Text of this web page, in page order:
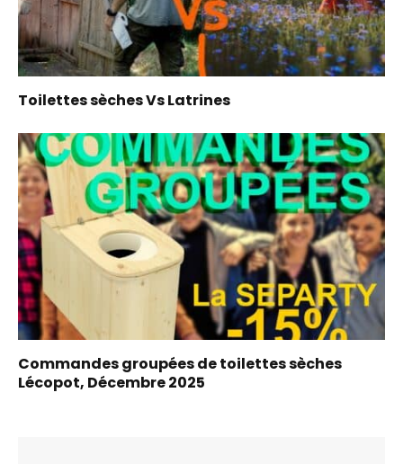
Toilettes sèches Vs Latrines
Commandes groupées de toilettes sèches
Lécopot, Décembre 2025